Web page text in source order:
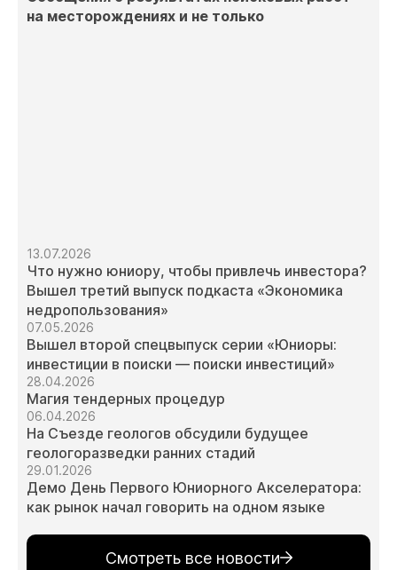
на месторождениях и не только
13.07.2026
Что нужно юниору, чтобы привлечь инвестора?
Вышел третий выпуск подкаста «Экономика
недропользования»
07.05.2026
Вышел второй спецвыпуск серии «Юниоры:
инвестиции в поиски — поиски инвестиций»
28.04.2026
Магия тендерных процедур
06.04.2026
На Съезде геологов обсудили будущее
геологоразведки ранних стадий
29.01.2026
Демо День Первого Юниорного Акселератора:
как рынок начал говорить на одном языке
Смотреть все новости